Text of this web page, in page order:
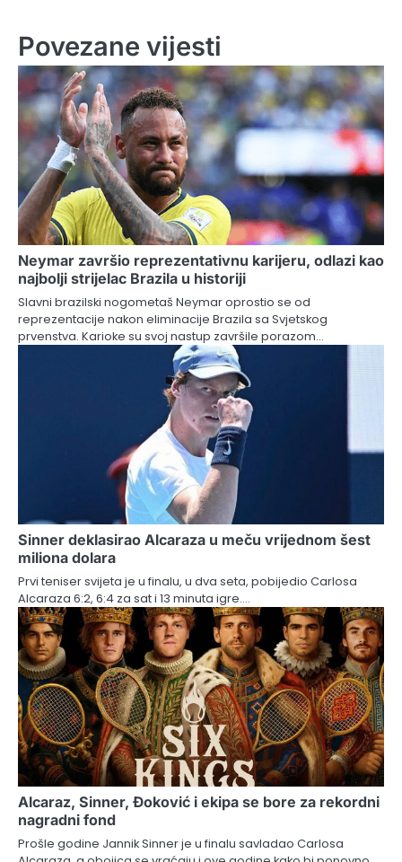
Povezane vijesti
Neymar završio reprezentativnu karijeru, odlazi kao
najbolji strijelac Brazila u historiji
Slavni brazilski nogometaš Neymar oprostio se od
reprezentacije nakon eliminacije Brazila sa Svjetskog
prvenstva. Karioke su svoj nastup završile porazom…
Sinner deklasirao Alcaraza u meču vrijednom šest
miliona dolara
Prvi teniser svijeta je u finalu, u dva seta, pobijedio Carlosa
Alcaraza 6:2, 6:4 za sat i 13 minuta igre.…
Alcaraz, Sinner, Đoković i ekipa se bore za rekordni
nagradni fond
Prošle godine Jannik Sinner je u finalu savladao Carlosa